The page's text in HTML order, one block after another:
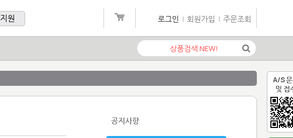
A/S
및 접
원 로그인 | 회원가입 | 주문조회
공지사항